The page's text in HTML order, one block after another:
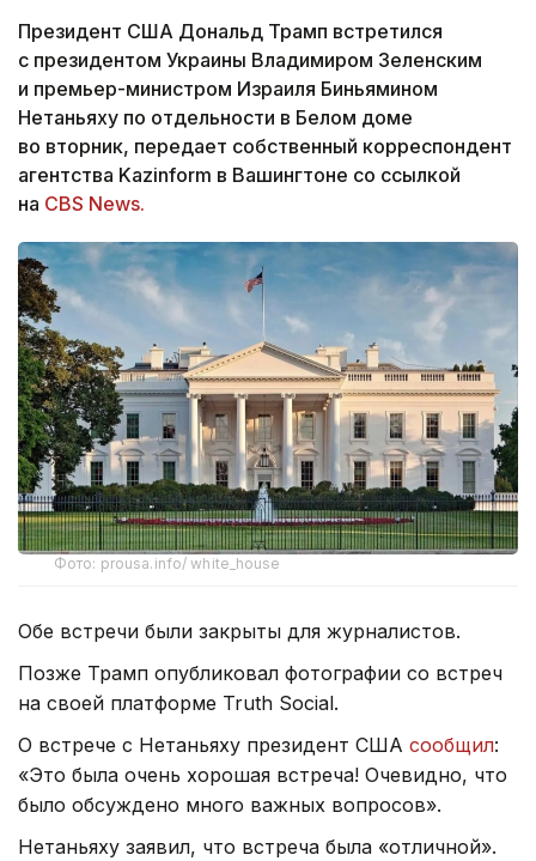
Президент США Дональд Трамп встретился
с президентом Украины Владимиром Зеленским
и премьер-министром Израиля Биньямином
Нетаньяху по отдельности в Белом доме
во вторник, передает собственный корреспондент
агентства Kazinform в Вашингтоне со ссылкой
на CBS News.
Фото: prousa.info/ white_house
Обе встречи были закрыты для журналистов.
Позже Трамп опубликовал фотографии со встреч
на своей платформе Truth Social.
О встрече с Нетаньяху президент США сообщил:
«Это была очень хорошая встреча! Очевидно, что
было обсуждено много важных вопросов».
Нетаньяху заявил, что встреча была «отличной».